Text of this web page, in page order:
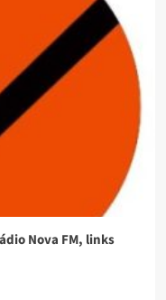
Nova FM, links